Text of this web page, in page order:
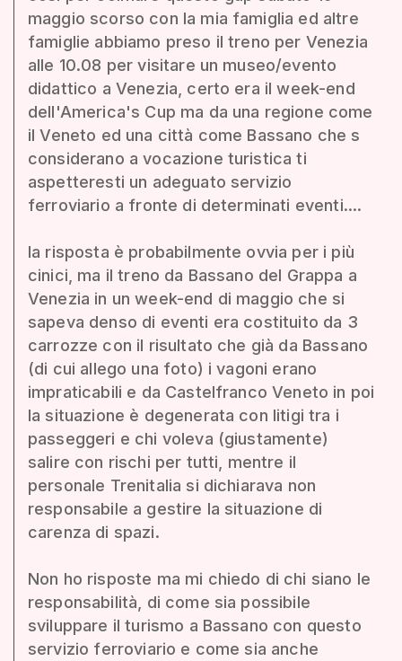
maggio scorso con la mia famiglia ed altre
famiglie abbiamo preso il treno per Venezia
alle 10.08 per visitare un museo/evento
didattico a Venezia, certo era il week-end
dell'America's Cup ma da una regione come
il Veneto ed una città come Bassano che s
considerano a vocazione turistica ti
aspetteresti un adeguato servizio
ferroviario a fronte di determinati eventi....
la risposta è probabilmente ovvia per i più
cinici, ma il treno da Bassano del Grappa a
Venezia in un week-end di maggio che si
sapeva denso di eventi era costituito da 3
carrozze con il risultato che già da Bassano
(di cui allego una foto) i vagoni erano
impraticabili e da Castelfranco Veneto in poi
la situazione è degenerata con litigi tra i
passeggeri e chi voleva (giustamente)
salire con rischi per tutti, mentre il
personale Trenitalia si dichiarava non
responsabile a gestire la situazione di
carenza di spazi.
Non ho risposte ma mi chiedo di chi siano le
responsabilità, di come sia possibile
sviluppare il turismo a Bassano con questo
servizio ferroviario e come sia anche